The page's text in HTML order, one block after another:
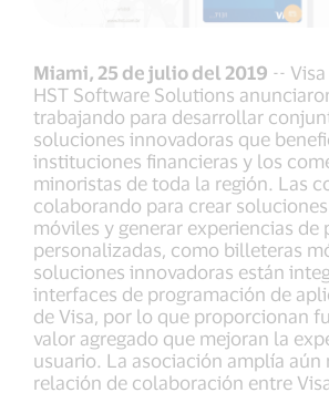
Miami, 25 de julio del 2019 --
HST Software Solutions
trabajando para desarrollar
soluciones innovadoras que
instituciones financieras y los
minoristas de toda la región. Las
colaborando para crear
móviles y generar experiencias de
personalizadas, como billeteras
soluciones innovadoras están
interfaces de programación de
de Visa, por lo que proporcionan
valor agregado que mejoran la
usuario. La asociación amplía aún
relación de colaboración entre